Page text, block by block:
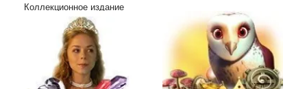
Коллекционное издание